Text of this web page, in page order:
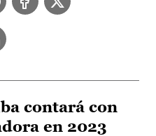
contará con
en 2023